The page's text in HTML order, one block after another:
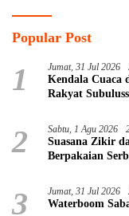
Popular Post
1 Jumat, 31 Jul 2026
Kendala Cuaca
Rakyat
2 Sabtu, 1 Agu 2026
Suasana Zikir
Berpakaian
3 Jumat, 31 Jul 2026
Waterboom